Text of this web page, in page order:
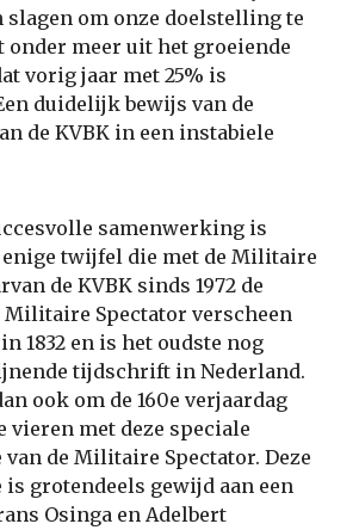
slagen om onze doelstelling te
meer uit het groeiende
vorig jaar met 25% is
duidelijk bewijs van de
de KVBK in een instabiele
samenwerking is
twijfel die met de Militaire
de KVBK sinds 1972 de
Militaire Spectator verscheen
1832 en is het oudste nog
tijdschrift in Nederland.
ook om de 160e verjaardag
vieren met deze speciale
de Militaire Spectator. Deze
grotendeels gewijd aan een
Osinga en Adelbert